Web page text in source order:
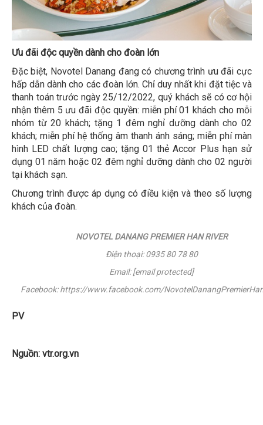
Ưu đãi độc quyền dành cho đoàn lớn
Đặc biệt, Novotel Danang đang có chương trình ưu đãi cực
hấp dẫn dành cho các đoàn lớn. Chỉ duy nhất khi đặt tiệc và
thanh toán trước ngày 25/12/2022, quý khách sẽ có cơ hội
nhận thêm 5 ưu đãi độc quyền: miễn phí 01 khách cho mỗi
nhóm từ 20 khách; tặng 1 đêm nghỉ dưỡng dành cho 02
khách; miễn phí hệ thống âm thanh ánh sáng; miễn phí màn
hình LED chất lượng cao; tặng 01 thẻ Accor Plus hạn sử
dụng 01 năm hoặc 02 đêm nghỉ dưỡng dành cho 02 người
tại khách sạn.
Chương trình được áp dụng có điều kiện và theo số lượng
khách của đoàn.
NOVOTEL DANANG PREMIER HAN RIVER
Điện thoại: 0935 80 78 80
Email: [email protected]
Facebook: https://www.facebook.com/
PV
Nguồn: vtr.org.vn